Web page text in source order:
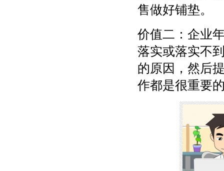
售做好铺垫。
价值二：企业
落实或落实不
的原因，然后
作都是很重要